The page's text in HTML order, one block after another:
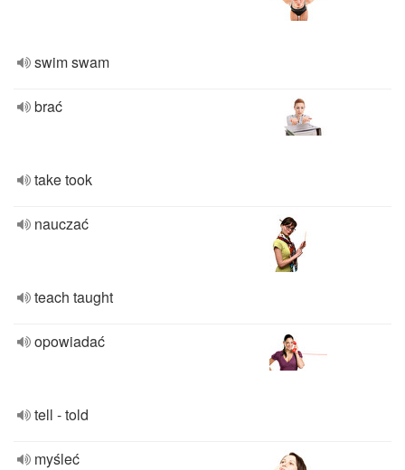
swim swam
brać
take took
nauczać
teach taught
opowiadać
tell - told
myśleć